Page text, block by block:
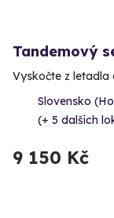
Tandemový
Vyskočte z letadla
Slovensko
(+ 5 dalších
9 150 Kč